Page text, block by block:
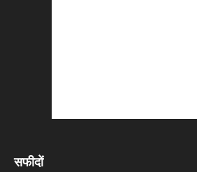
सफीदों